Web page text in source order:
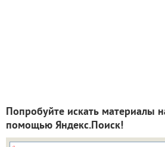
Попробуйте искать материалы
помощью Яндекс.Поиск!